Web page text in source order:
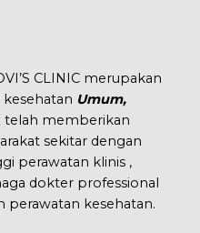
CLINIC merupakan
Umum,
memberikan
sekitar dengan
perawatan klinis ,
dokter professional
kesehatan.